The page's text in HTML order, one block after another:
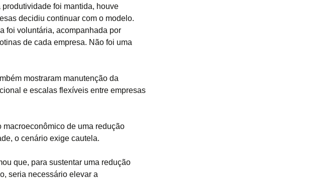
foi mantida, houve
decidiu continuar com o modelo.
foi voluntária, acompanhada por
de cada empresa. Não foi uma
mostraram manutenção da
e escalas flexíveis entre empresas
de uma redução
o cenário exige cautela.
que, para sustentar uma redução
seria necessário elevar a